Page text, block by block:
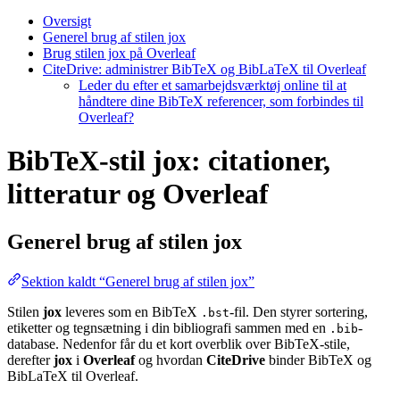
Oversigt
Generel brug af stilen jox
Brug stilen jox på Overleaf
CiteDrive: administrer BibTeX og BibLaTeX til Overleaf
Leder du efter et samarbejdsværktøj online til at
håndtere dine BibTeX referencer, som forbindes til
Overleaf?
BibTeX-stil jox: citationer,
litteratur og Overleaf
Generel brug af stilen jox
Sektion kaldt “Generel brug af stilen jox”
Stilen jox leveres som en BibTeX .bst-fil. Den styrer sortering,
etiketter og tegnsætning i din bibliografi sammen med en .bib-
database. Nedenfor får du et kort overblik over BibTeX-stile,
derefterjox i Overleafog hvordan CiteDrive binder BibTeX og
BibLaTeX til Overleaf.